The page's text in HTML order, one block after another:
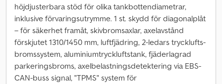
höjdjusterbara stöd för olika tankbottendiametrar,
inklusive förvaringsutrymme. 1 st. skydd för diagonalplåt
– för säkerhet framåt, skivbromsaxlar, axelavstånd
förskjutet 1310/1450 mm, luftfjädring, 2-ledars trycklufts-
bromssystem, aluminiumtryckluftstank, fjäderlagrad
parkeringsbroms, axelbelastningsdetektering via EBS-
CAN-buss signal, "TPMS" system för